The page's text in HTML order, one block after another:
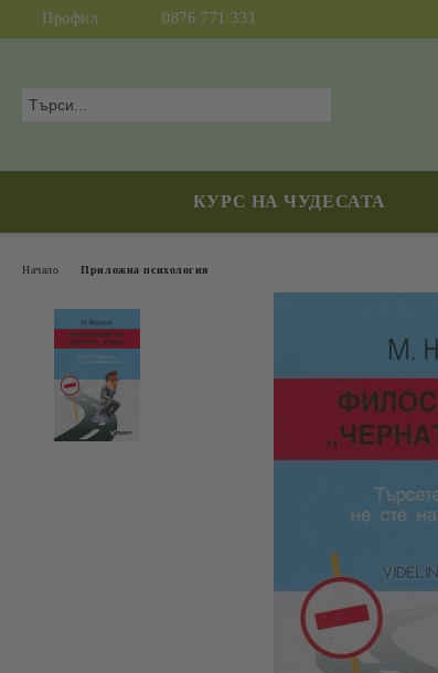
Профил 0876 771 331
КУРС НА ЧУДЕСАТА
Начало Приложна психология